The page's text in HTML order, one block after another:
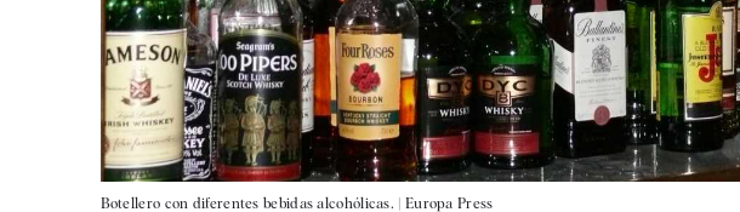
Botellero con diferentes bebidas alcohólicas. | Europa Press